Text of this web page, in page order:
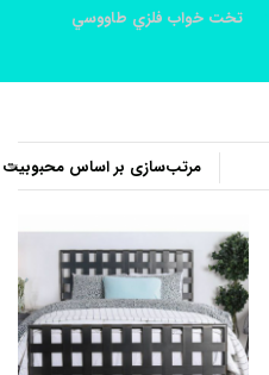
تخت خواب فلزي طاووسي